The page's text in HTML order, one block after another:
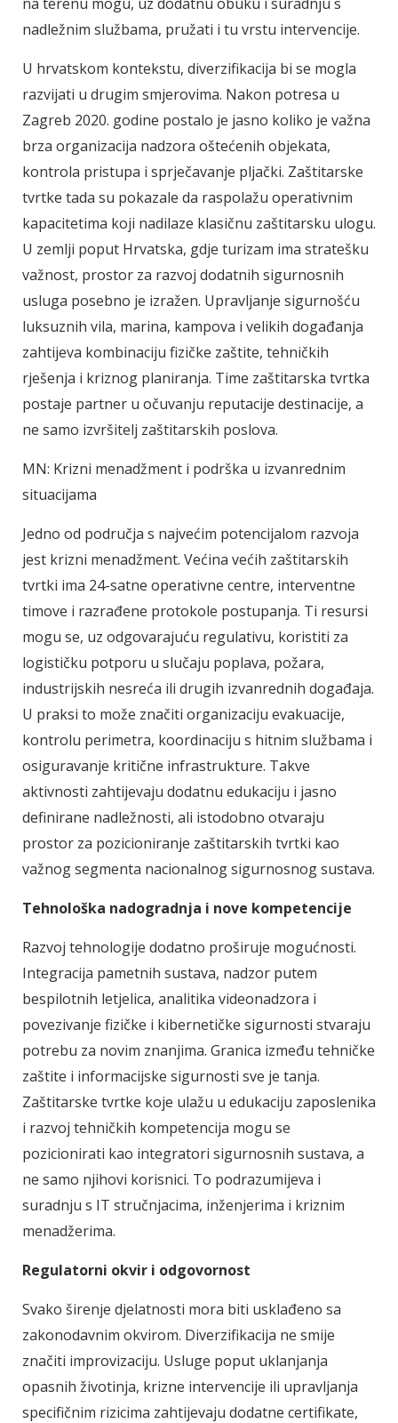
nadležnim službama, pružati i tu vrstu intervencije.
U hrvatskom kontekstu, diverzifikacija bi se mogla
razvijati u drugim smjerovima. Nakon potresa u
Zagreb 2020. godine postalo je jasno koliko je važna
brza organizacija nadzora oštećenih objekata,
kontrola pristupa i sprječavanje pljački. Zaštitarske
tvrtke tada su pokazale da raspolažu operativnim
kapacitetima koji nadilaze klasičnu zaštitarsku ulogu.
U zemlji poput Hrvatska, gdje turizam ima stratešku
važnost, prostor za razvoj dodatnih sigurnosnih
usluga posebno je izražen. Upravljanje sigurnošću
luksuznih vila, marina, kampova i velikih događanja
zahtijeva kombinaciju fizičke zaštite, tehničkih
rješenja i kriznog planiranja. Time zaštitarska tvrtka
postaje partner u očuvanju reputacije destinacije, a
ne samo izvršitelj zaštitarskih poslova.
MN: Krizni menadžment i podrška u izvanrednim
situacijama
Jedno od područja s najvećim potencijalom razvoja
jest krizni menadžment. Većina većih zaštitarskih
tvrtki ima 24-satne operativne centre, interventne
timove i razrađene protokole postupanja. Ti resursi
mogu se, uz odgovarajuću regulativu, koristiti za
logističku potporu u slučaju poplava, požara,
industrijskih nesreća ili drugih izvanrednih događaja.
U praksi to može značiti organizaciju evakuacije,
kontrolu perimetra, koordinaciju s hitnim službama i
osiguravanje kritične infrastrukture. Takve
aktivnosti zahtijevaju dodatnu edukaciju i jasno
definirane nadležnosti, ali istodobno otvaraju
prostor za pozicioniranje zaštitarskih tvrtki kao
važnog segmenta nacionalnog sigurnosnog sustava.
Tehnološka nadogradnja i nove kompetencije
Razvoj tehnologije dodatno proširuje mogućnosti.
Integracija pametnih sustava, nadzor putem
bespilotnih letjelica, analitika videonadzora i
povezivanje fizičke i kibernetičke sigurnosti stvaraju
potrebu za novim znanjima. Granica između tehničke
zaštite i informacijske sigurnosti sve je tanja.
Zaštitarske tvrtke koje ulažu u edukaciju zaposlenika
i razvoj tehničkih kompetencija mogu se
pozicionirati kao integratori sigurnosnih sustava, a
ne samo njihovi korisnici. To podrazumijeva i
suradnju s IT stručnjacima, inženjerima i kriznim
menadžerima.
Regulatorni okvir i odgovornost
Svako širenje djelatnosti mora biti usklađeno sa
zakonodavnim okvirom. Diverzifikacija ne smije
značiti improvizaciju. Usluge poput uklanjanja
opasnih životinja, krizne intervencije ili upravljanja
specifičnim rizicima zahtijevaju dodatne certifikate,